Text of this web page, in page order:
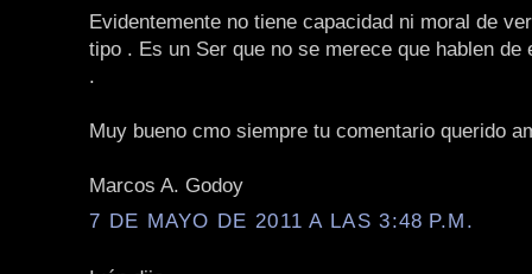
Evidentemente no tiene capacidad ni moral de
tipo . Es un Ser que no se merece que hablen de
.
Muy bueno cmo siempre tu comentario querido
Marcos A. Godoy
7 DE MAYO DE 2011 A LAS 3:48 P.M.